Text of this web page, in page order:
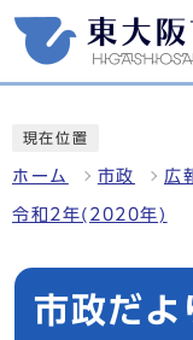
現在位置
ホーム 市政 広
令和2年(2020年)
市政だ